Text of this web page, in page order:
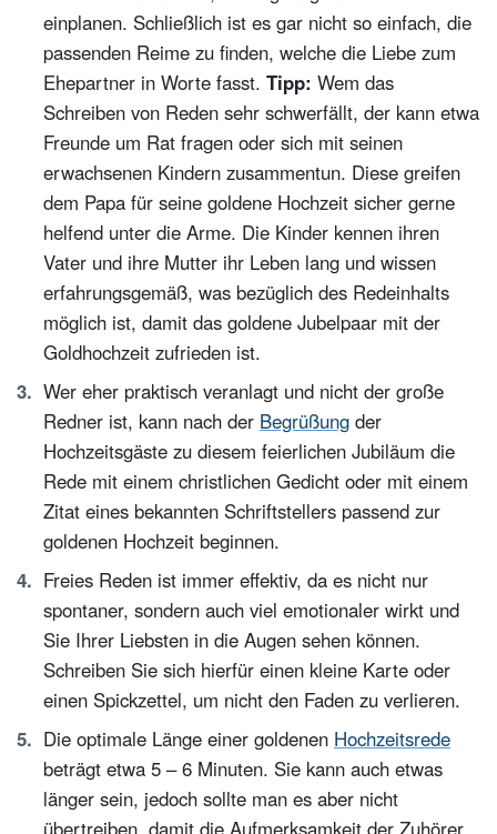
einplanen. Schließlich ist es gar nicht so einfach, die
passenden Reime zu finden, welche die Liebe zum
Ehepartner in Worte fasst. Tipp: Wem das
Schreiben von Reden sehr schwerfällt, der kann etwa
Freunde um Rat fragen oder sich mit seinen
erwachsenen Kindern zusammentun. Diese greifen
dem Papa für seine goldene Hochzeit sicher gerne
helfend unter die Arme. Die Kinder kennen ihren
Vater und ihre Mutter ihr Leben lang und wissen
erfahrungsgemäß, was bezüglich des Redeinhalts
möglich ist, damit das goldene Jubelpaar mit der
Goldhochzeit zufrieden ist.
Wer eher praktisch veranlagt und nicht der große
Redner ist, kann nach der Begrüßung der
Hochzeitsgäste zu diesem feierlichen Jubiläum die
Rede mit einem christlichen Gedicht oder mit einem
Zitat eines bekannten Schriftstellers passend zur
goldenen Hochzeit beginnen.
Freies Reden ist immer effektiv, da es nicht nur
spontaner, sondern auch viel emotionaler wirkt und
Sie Ihrer Liebsten in die Augen sehen können.
Schreiben Sie sich hierfür einen kleine Karte oder
einen Spickzettel, um nicht den Faden zu verlieren.
Die optimale Länge einer goldenen Hochzeitsrede
beträgt etwa 5 – 6 Minuten. Sie kann auch etwas
länger sein, jedoch sollte man es aber nicht
übertreiben, damit die Aufmerksamkeit der Zuhörer